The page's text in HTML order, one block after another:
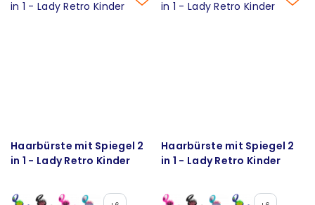
Haarbürste mit Spiegel 2
in 1 - Lady Retro Kinder
Haarbürste mit Spiegel 2
in 1 - Lady Retro Kinder